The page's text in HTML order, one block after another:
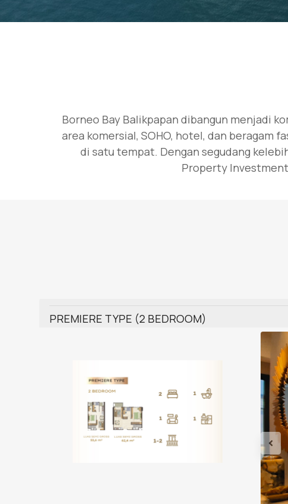
Borneo Bay Balikpapan dibangun menjadi
area komersial, SOHO, hotel, dan beragam
di satu tempat. Dengan segudang
Property
PREMIERE TYPE (2 BEDROOM)